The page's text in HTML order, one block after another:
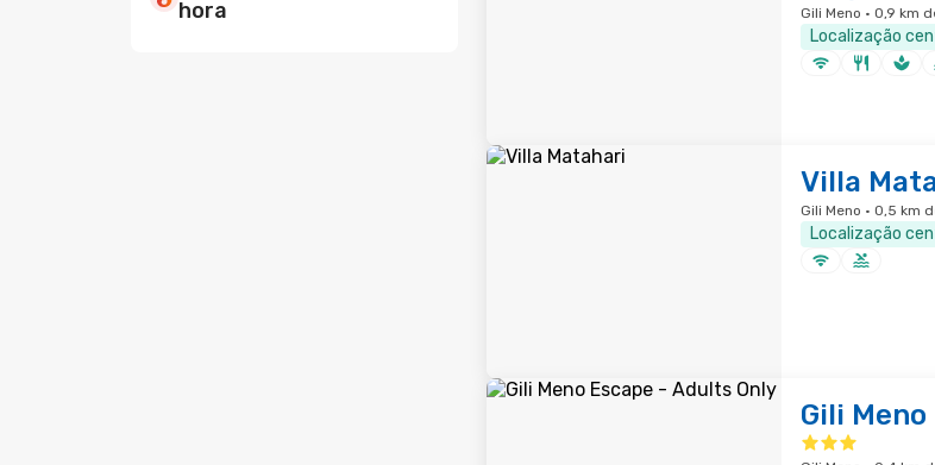
hora
Gili Meno · 0,9 km
Localização
Villa
Gili Meno · 0,5 km
Localização
Gili